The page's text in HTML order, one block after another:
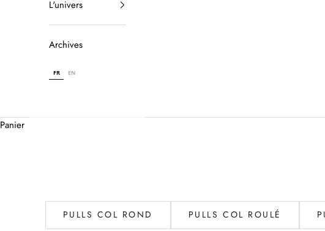
L'univers
Archives
FR EN
Panier
PULLS COL ROND PULLS COL ROULÉ